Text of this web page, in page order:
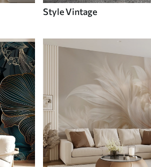
Style Vintage